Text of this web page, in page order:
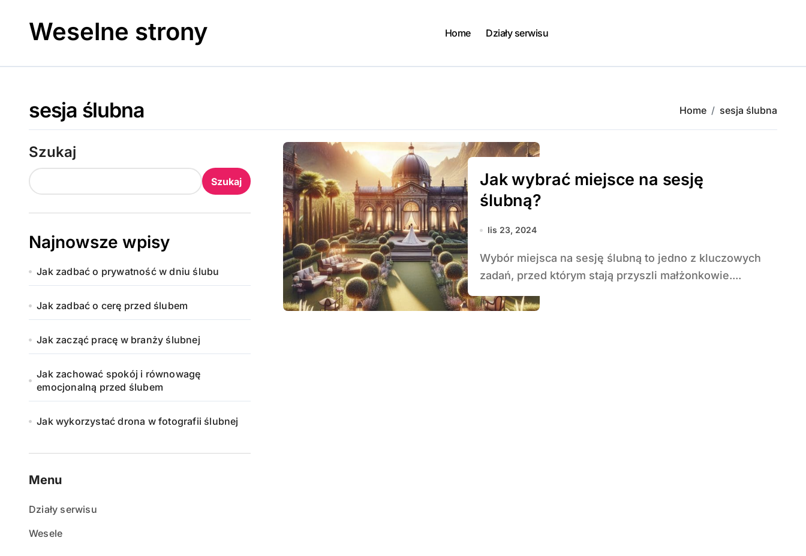
contentWeselne strony Home Działy serwisu
sesja ślubna Home sesja ślubna
Szukaj
Szukaj
Najnowsze wpisy
Jak zadbać o prywatność w dniu ślubu
Jak zadbać o cerę przed ślubem
Jak zacząć pracę w branży ślubnej
Jak zachować spokój i równowagę
emocjonalną przed ślubem
Jak wykorzystać drona w fotografii ślubnej
Menu
Działy serwisu
Wesele
Jak wybrać miejsce na sesję
ślubną?
lis 23, 2024
Wybór miejsca na sesję ślubną to jedno z kluczowych
zadań, przed którym stają przyszli małżonkowie....